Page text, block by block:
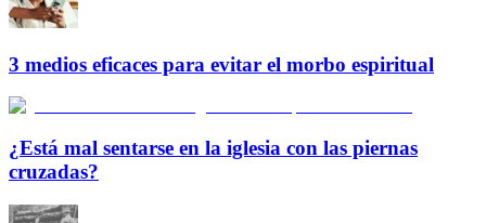
3 medios eficaces para evitar el morbo espiritual
¿Está mal sentarse en la iglesia con las piernas
cruzadas?